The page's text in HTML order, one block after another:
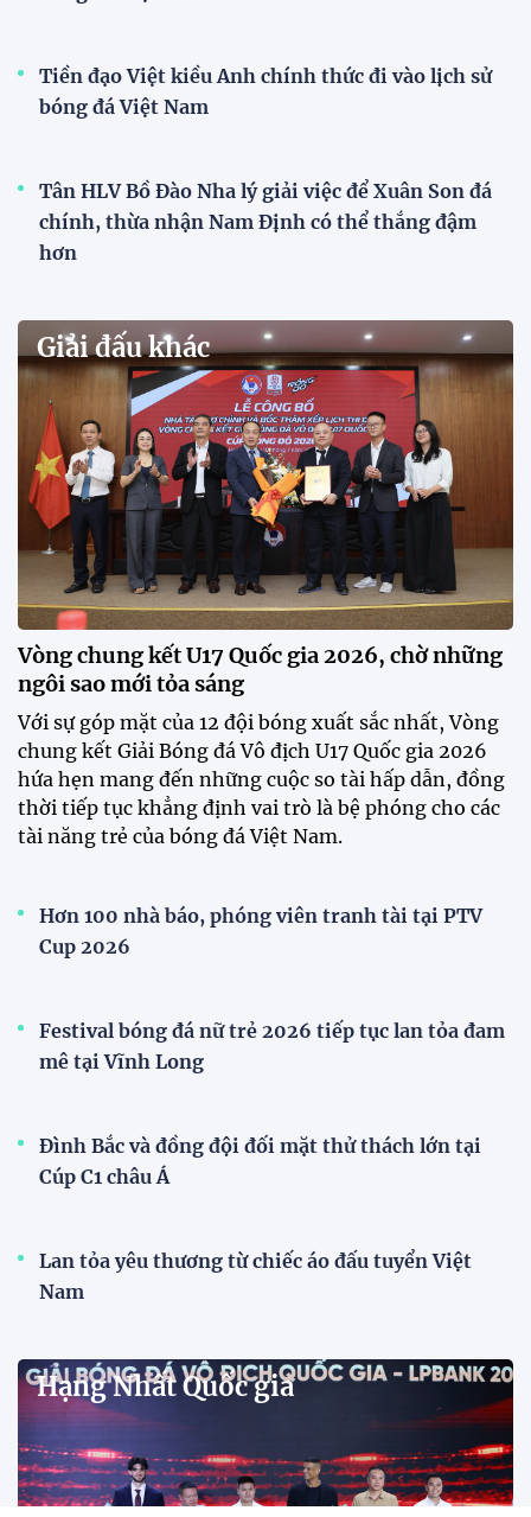
VCK U21 Quốc gia – Cúp FPT Play 2026: Hứa
Quy tụ 12 đội bóng trẻ hàng đầu cả nước, VCK U21
Quốc gia – Cúp FPT Play 2026 hứa hẹn tạo nên cuộc
đua sôi động, đồng thời là bệ phóng cho những
gương mặt triển vọng của bóng đá Việt Nam.
Khai mạc chương trình tuyển sinh, phát hiện tài
năng bóng đá nữ
ĐKVĐ Cúp Quốc gia chiêu mộ sao trẻ của ĐT Việt
Nam
Đình Bắc cùng dàn sao CAHN "thắng lớn" tại
V.League Awards 2026
Loạt cầu thủ U19 Việt Nam thi tốt nghiệp THPT
Đình Bắc cùng dàn sao CAHN "thắng lớn" tại
V.League Awards 2026
an Hà Nội được xướng tên ở hàng loạt hạng mục
quan trọng tại V.League Awards 2026 sau mùa giải
thành công rực rỡ.
Đánh bại Ninh Bình, Công an TPHCM giành ngôi